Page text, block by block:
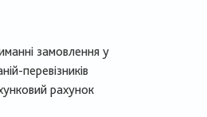
замовлення у
перевізників
рахунок